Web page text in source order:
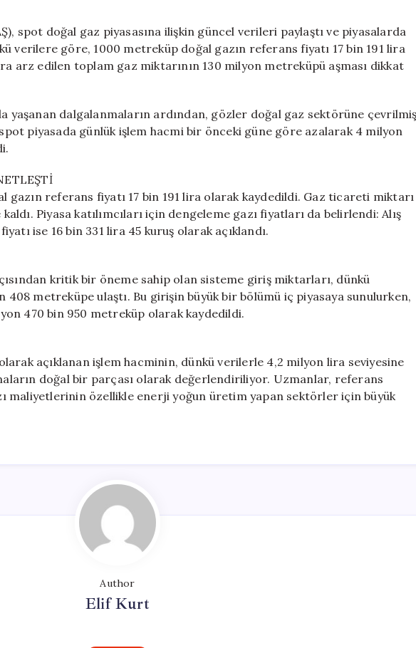
Artış:
Giriş
Miktarı
131
Geçti
için
spot doğal gaz piyasasına ilişkin güncel verileri paylaştı ve piyasalarda
verilere göre, 1000 metreküp doğal gazın referans fiyatı 17 bin 191 lira
arz edilen toplam gaz miktarının 130 milyon metreküpü aşması dikkat
yaşanan dalgalanmaların ardından, gözler doğal gaz sektörüne
piyasada günlük işlem hacmi bir önceki güne göre azalarak 4 milyon
gazın referans fiyatı 17 bin 191 lira olarak kaydedildi. Gaz ticareti miktarı
Piyasa katılımcıları için dengeleme gazı fiyatları da belirlendi: Alış
ise 16 bin 331 lira 45 kuruş olarak açıklandı.
kritik bir öneme sahip olan sisteme giriş miktarları, dünkü
408 metreküpe ulaştı. Bu girişin büyük bir bölümü iç piyasaya sunulurken,
470 bin 950 metreküp olarak kaydedildi.
açıklanan işlem hacminin, dünkü verilerle 4,2 milyon lira seviyesine
doğal bir parçası olarak değerlendiriliyor. Uzmanlar, referans
maliyetlerinin özellikle enerji yoğun üretim yapan sektörler için büyük
Author
Elif Kurt